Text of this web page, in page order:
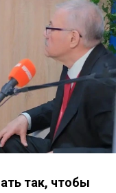
так, чтобы